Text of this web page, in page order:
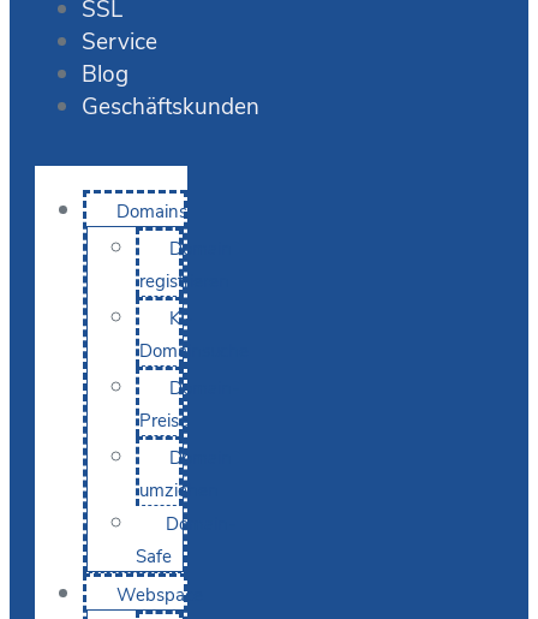
SSL
Service
Blog
Geschäftskunden
Domains
Domain
registrieren
KI-
Domainsuche
Domain-
Preise
Domain
umziehen
Domain-
Safe
Webspace